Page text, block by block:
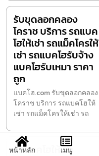
รับขุดลอกคลอง
โคราช บริการ รถแบค
โฮให้เช่า รถแม็คโครให้
เช่า รถแบคโฮรับจ้าง
แบคโฮรับเหมา ราคา
ถูก
แบคโฮ.com รับขุดลอกคลอง
โคราช บริการ รถแบคโฮให้
เช่า รถแม็คโครให้เช่า รถ
รถแบคโฮให้เช่า
หน้าหลัก เมนู